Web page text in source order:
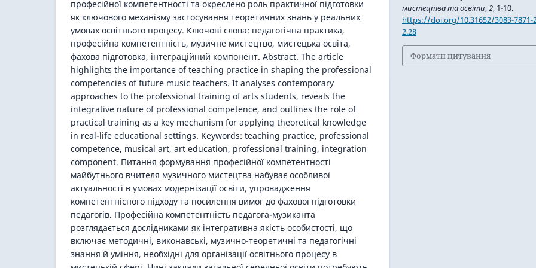
професійної компетентності та окреслено роль практичної підготовки
як ключового механізму застосування теоретичних знань у реальних
умовах освітнього процесу. Ключові слова: педагогічна практика,
професійна компетентність, музичне мистецтво, мистецька освіта,
фахова підготовка, інтеграційний компонент. Abstract. The article
highlights the importance of teaching practice in shaping the professional
competencies of future music teachers. It analyses contemporary
approaches to the professional training of arts students, reveals the
integrative nature of professional competence, and outlines the role of
practical training as a key mechanism for applying theoretical knowledge
in real-life educational settings. Keywords: teaching practice, professional
competence, musical art, art education, professional training, integration
component. Питання формування професійної компетентності
майбутнього вчителя музичного мистецтва набуває особливої
актуальності в умовах модернізації освіти, упровадження
компетентнісного підходу та посилення вимог до фахової підготовки
педагогів. Професійна компетентність педагога-музиканта
розглядається дослідниками як інтегративна якість особистості, що
включає методичні, виконавські, музично-теоретичні та педагогічні
знання й уміння, необхідні для організації освітнього процесу в
мистецтва та освіти,2, 1-10.
https://doi.org/10.31652/3083-7871-
2.28
Формати цитування